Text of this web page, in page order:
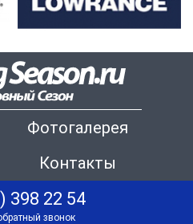
Фотогалерея
Контакты
398 22 54
звонок